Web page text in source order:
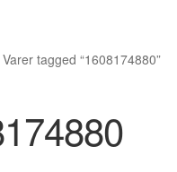
Varer tagged “1608174880”